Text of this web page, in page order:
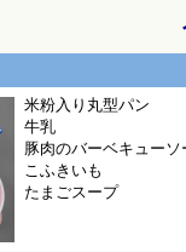
米粉入り
牛乳
豚肉のバーベキューソ
こふきいも
たまごスープ